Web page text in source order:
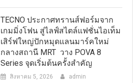
TECNO ประกาศทรานส์ฟอร์มจาก
เกมมิ่งโฟน สู่ไลฟ์สไตล์แฟชั่นไอเท็ม
เสิร์ฟใหญ่ปักหมุดแลนมาร์คใหม่
กลางสถานี MRT วาง POVA 8
Series จุดเริ่มต้นครั้งสำคัญ
สิงหาคม 5, 2026 admin